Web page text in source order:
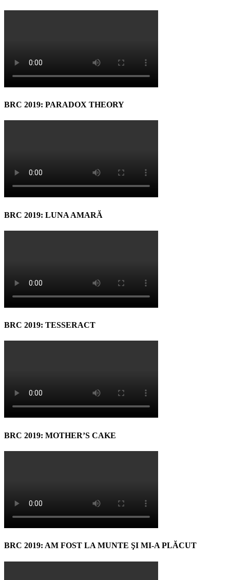
BRC 2019: PARADOX THEORY
BRC 2019: LUNA AMARĂ
BRC 2019: TESSERACT
BRC 2019: MOTHER’S CAKE
BRC 2019: AM FOST LA MUNTE ŞI MI-A PLĂCUT